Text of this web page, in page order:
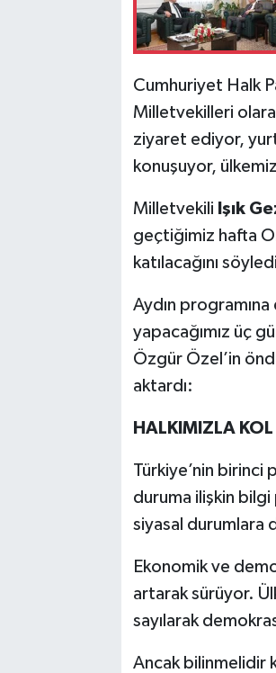
Cumhuriyet Halk
Milletvekilleri
ziyaret ediyor,
konuşuyor,
Milletvekili Işık
geçtiğimiz hafta
katılacağını
Aydın
yapacağımız üç
Özgür Özel’in
aktardı:
HALKIMIZLA
Türkiye’nin birinci
duruma ilişkin
siyasal durumlara
Ekonomik ve
artarak sürüyor.
sayılarak
Ancak bilinmelidir